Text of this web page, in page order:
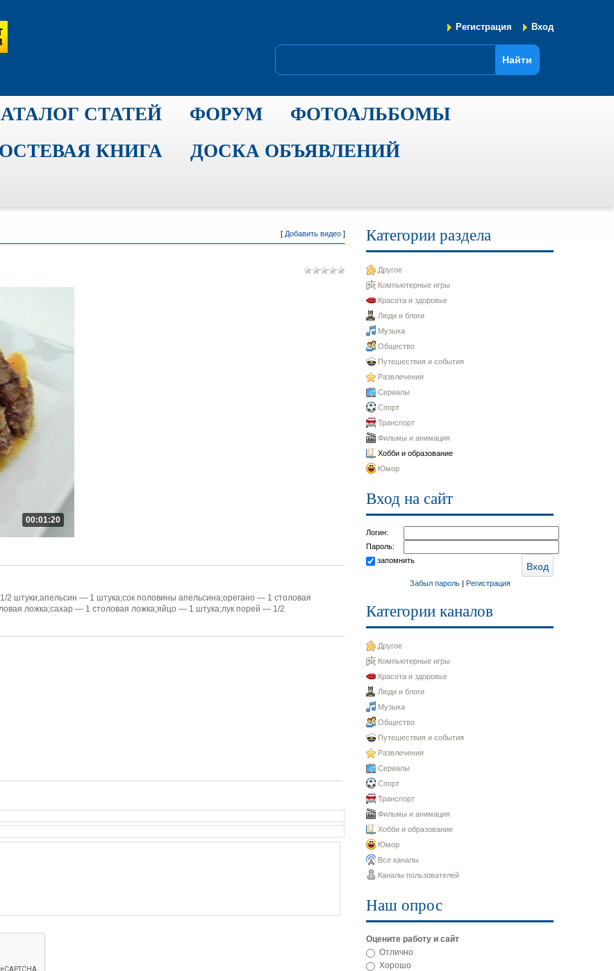
Регистрация Вход
СТАТЕЙ ФОРУМ
ФОТОАЛЬБОМЫ
КНИГА
ДОСКА ОБЪЯВЛЕНИЙ
[ Добавить видео ]
00:01:20
2 штуки;апельсин — 1 штука;сок половины апельсина;орегано — 1 столовая
ложка;сахар — 1 столовая ложка;яйцо — 1 штука;лук порей — 1/2
Категории раздела
Другое
Компьютерные игры
Красота и здоровье
Люди и блоги
Музыка
Общество
Путешествия и события
Развлечения
Сериалы
Спорт
Транспорт
Фильмы и анимация
Хобби и образование
Юмор
Вход на сайт
Логин:
Пароль:
запомнить
Забыл пароль| Регистрация
Категории каналов
Другое
Компьютерные игры
Красота и здоровье
Люди и блоги
Музыка
Общество
Путешествия и события
Развлечения
Сериалы
Спорт
Транспорт
Фильмы и анимация
Хобби и образование
Юмор
Все каналы
Каналы пользователей
Наш опрос
Оцените работу и сайт
Отлично
Хорошо